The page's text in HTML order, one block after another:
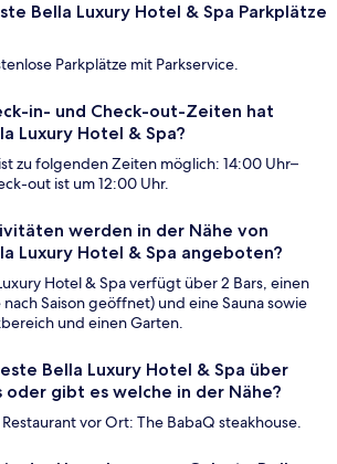
Bella Luxury Hotel & Spa Parkplätze
Parkplätze mit Parkservice.
in- und Check-out-Zeiten hat
Luxury Hotel & Spa?
zu folgenden Zeiten möglich: 14:00 Uhr–
out ist um 12:00 Uhr.
werden in der Nähe von
Luxury Hotel & Spa angeboten?
Hotel & Spa verfügt über 2 Bars, einen
Saison geöffnet) und eine Sauna sowie
und einen Garten.
Bella Luxury Hotel & Spa über
oder gibt es welche in der Nähe?
vor Ort: The BabaQ steakhouse.